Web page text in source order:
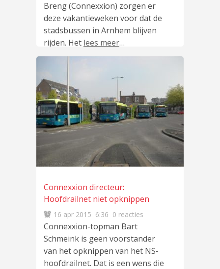
Breng (Connexxion) zorgen er
deze vakantieweken voor dat de
stadsbussen in Arnhem blijven
rijden. Het lees meer…
Connexxion directeur:
Hoofdrailnet niet opknippen
16 apr 2015 6:36 0 reacties
Connexxion-topman Bart
Schmeink is geen voorstander
van het opknippen van het NS-
hoofdrailnet. Dat is een wens die